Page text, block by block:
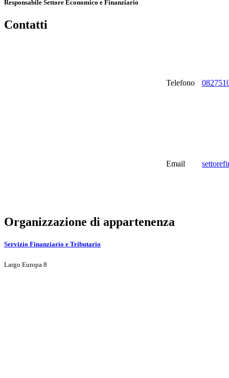
Responsabile Settore Economico e Finanziario
Contatti
Telefono
Email
Organizzazione di appartenenza
Servizio Finanziario e Tributario
Largo Europa 8